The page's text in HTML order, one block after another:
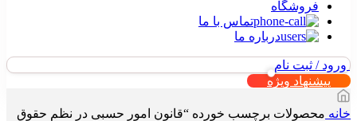
فروشگاه
تماس با ما
درباره ما
ورود / ثبت نام
پیشنهاد ویژه
خانه محصولات برچسب خورده “قانون امور حسبی در نظم حقوق